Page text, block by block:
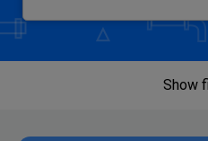
Show